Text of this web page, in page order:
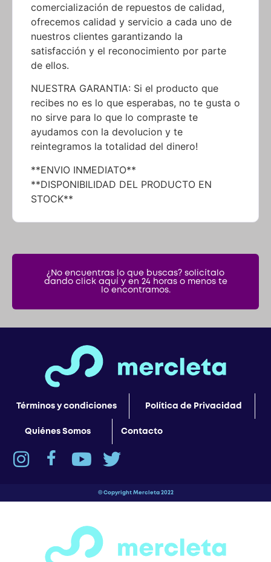
comercialización de repuestos de calidad,
ofrecemos calidad y servicio a cada uno de
nuestros clientes garantizando la
satisfacción y el reconocimiento por parte
de ellos.
NUESTRA GARANTIA: Si el producto que
recibes no es lo que esperabas, no te gusta o
no sirve para lo que lo compraste te
ayudamos con la devolucion y te
reintegramos la totalidad del dinero!
**ENVIO INMEDIATO**
**DISPONIBILIDAD DEL PRODUCTO EN
STOCK**
¿No encuentras lo que buscas? solicítalo
dando click aquí y en 24 horas o menos te
lo encontramos.
Términos y condiciones Política de Privacidad
Quiénes Somos Contacto
© Copyright Mercleta 2022